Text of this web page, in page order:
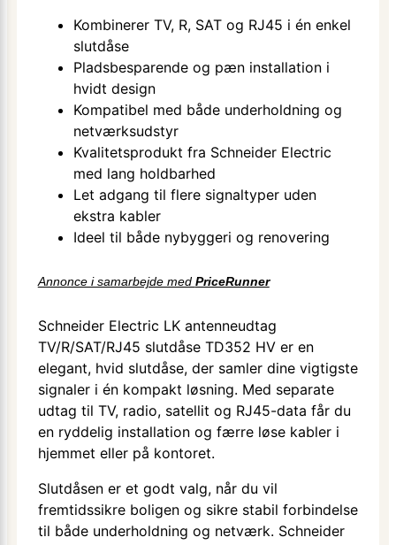
Kombinerer TV, R, SAT og RJ45 i én enkel
slutdåse
Pladsbesparende og pæn installation i
hvidt design
Kompatibel med både underholdning og
netværksudstyr
Kvalitetsprodukt fra Schneider Electric
med lang holdbarhed
Let adgang til flere signaltyper uden
ekstra kabler
Ideel til både nybyggeri og renovering
Annonce i samarbejde med PriceRunner
Schneider Electric LK antenneudtag
TV/R/SAT/RJ45 slutdåse TD352 HV er en
elegant, hvid slutdåse, der samler dine vigtigste
signaler i én kompakt løsning. Med separate
udtag til TV, radio, satellit og RJ45-data får du
en ryddelig installation og færre løse kabler i
hjemmet eller på kontoret.
Slutdåsen er et godt valg, når du vil
fremtidssikre boligen og sikre stabil forbindelse
til både underholdning og netværk. Schneider